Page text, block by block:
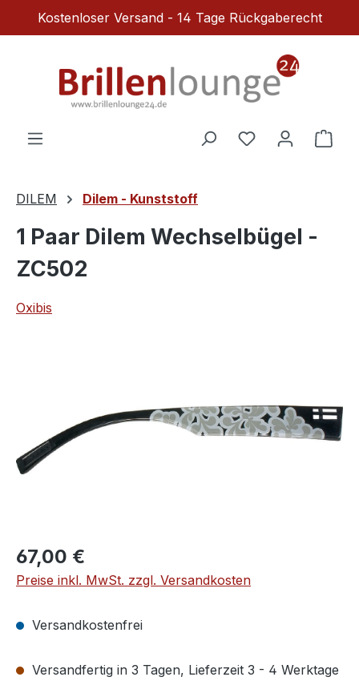
Zum Hauptinhalt springen
Kostenloser Versand - 14 Tage Rückgaberecht
Du hast 0
DILEM Dilem - Kunststoff
1 Paar Dilem Wechselbügel -
ZC502
Oxibis
Regulärer Preis:
67,00 €
Preise inkl. MwSt. zzgl. Versandkosten
Versandkostenfrei
Versandfertig in 3 Tagen, Lieferzeit 3 - 4 Werktage